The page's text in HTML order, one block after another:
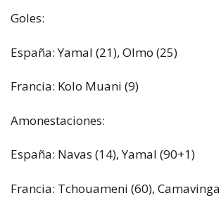
Goles:
España: Yamal (21), Olmo (25)
Francia: Kolo Muani (9)
Amonestaciones:
España: Navas (14), Yamal (90+1)
Francia: Tchouameni (60),